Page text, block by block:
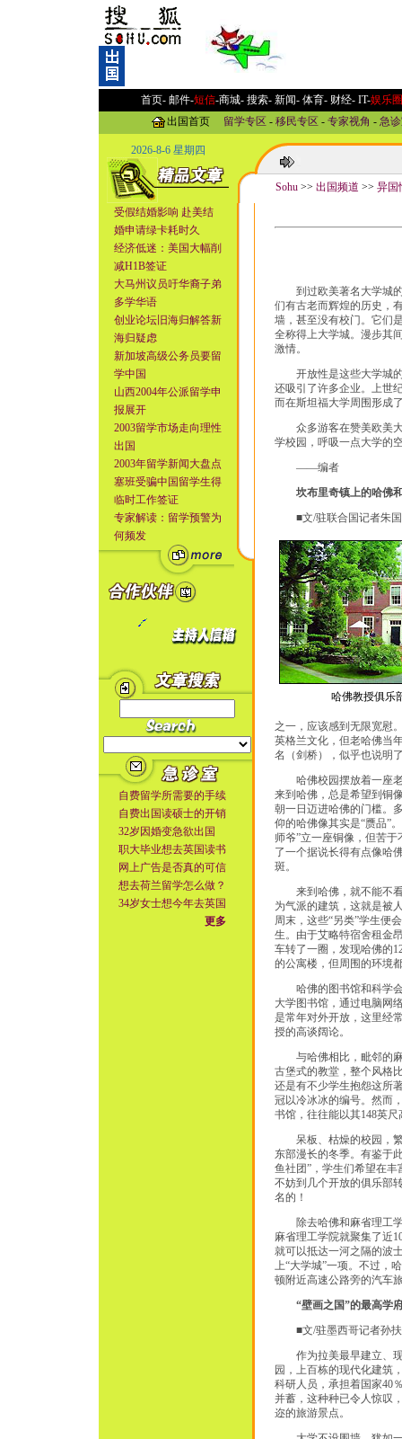
首页- 邮件-短信-商城- 搜索-新闻- 体育-财经- IT-娱乐圈
出国首页
留学专区- 移民专区- 专家视角 - 急
2026-8-6 星期四
受假结婚影响 赴美结
婚申请绿卡耗时久
经济低迷：美国大幅削
减H1B签证
大马州议员吁华裔子弟
多学华语
创业论坛旧海归解答新
海归疑虑
新加坡高级公务员要留
学中国
山西2004年公派留学申
报展开
2003留学市场走向理性
出国
2003年留学新闻大盘点
塞班受骗中国留学生得
临时工作签证
专家解读：留学预警为
何频发
自费留学所需要的手续
自费出国读硕士的开销
32岁因婚变急欲出国
职大毕业想去英国读书
网上广告是否真的可信
想去荷兰留学怎么做？
34岁女士想今年去英国
更多
Sohu >> 出国频道 >> 异国
到过欧美著名大学城的
们有古老而辉煌的历史，
墙，甚至没有校门。它们
全称得上大学城。漫步其
激情。
开放性是这些大学城的
还吸引了许多企业。上世
而在斯坦福大学周围形成
众多游客在赞美欧美大
学校园，呼吸一点大学的
——编者
坎布里奇镇上的哈佛
■文/驻联合国记者朱
哈佛教授俱乐
之一，应该感到无限宽慰
英格兰文化，但老哈佛当
名（剑桥），似乎也说明
哈佛校园摆放着一座老
来到哈佛，总是希望到铜
朝一日迈进哈佛的门槛。
仰的哈佛像其实是“赝品”
师爷”立一座铜像，但苦
了一个据说长得有点像哈
斑。
来到哈佛，就不能不看
为气派的建筑，这就是被
周末，这些“另类”学生便
生。由于艾略特宿舍租金
车转了一圈，发现哈佛的
的公寓楼，但周围的环境
哈佛的图书馆和科学会
大学图书馆，通过电脑网
是常年对外开放，这里经
授的高谈阔论。
与哈佛相比，毗邻的麻
古堡式的教堂，整个风格
还是有不少学生抱怨这所
冠以冷冰冰的编号。然而
书馆，往往能以其148英
呆板、枯燥的校园，繁
东部漫长的冬季。有鉴于
鱼社团”，学生们希望在
不妨到几个开放的俱乐部
名的！
除去哈佛和麻省理工学
麻省理工学院就聚集了近
就可以抵达一河之隔的波
上“大学城”一项。不过，
顿附近高速公路旁的汽车
“壁画之国”的最高学
■文/驻墨西哥记者孙
作为拉美最早建立、现
园，上百栋的现代化建筑
科研人员，承担着国家40
并蓄，这种种已令人惊叹
迩的旅游景点。